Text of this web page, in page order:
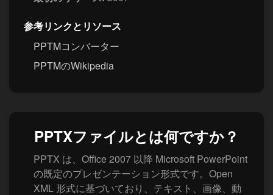
参考リンクとリソース
PPTMコンバーター
PPTMのWikipedia
PPTXファイルとは何ですか？
PPTX は、Office 2007 以降 Microsoft PowerPoint
の既定のプレゼンテーション形式です。Open
XML 形式に基づいており、テキスト、画像、動